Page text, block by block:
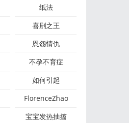
纸法
喜剧之王
恩怨情仇
不孕不育症
如何引起
FlorenceZhao
宝宝发热抽搐